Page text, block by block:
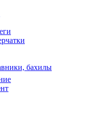
бахилы